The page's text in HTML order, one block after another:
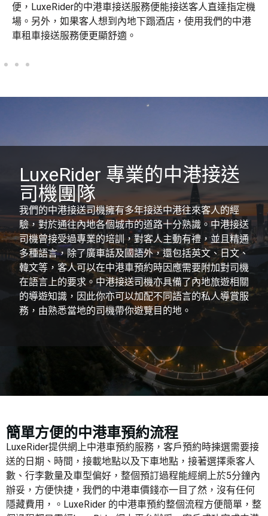
便，LuxeRider的中港車接送服務便能接送客人直達指定機
場。另外，如果客人想到內地下蹋酒店，使用我們的中港
車租車接送服務便更顯舒適。
LuxeRider 專業的中港接送
司機團隊
我們的中港接送司機擁有多年接送中港往來客人的經
驗，對於通往內地各個城市的道路十分熟識。中港接送
司機曾接受過專業的培訓，對客人主動有禮，並且精通
多種語言，除了廣車話及國語外，還包括英文、日文、
韓文等，客人可以在中港車預約時因應需要附加對司機
在語言上的要求。中港接送司機亦具備了內地旅遊相關
的導遊知識，因此你亦可以加配不同語言的私人導賞服
務，由熟悉當地的司機帶你遊覽目的地。
簡單方便的中港車預約流程
LuxeRider提供網上中港車預約服務，客戶預約時揀選需要接
送的日期、時間，接載地點以及下車地點，接著選擇乘客人
數、行李數量及車型偏好，整個預訂過程能經網上於5分鐘內
辦妥，方便快捷，我們的中港車價錢亦一目了然，沒有任何
隱藏費用，。LuxeRider 的中港車預約整個流程方便簡單，整